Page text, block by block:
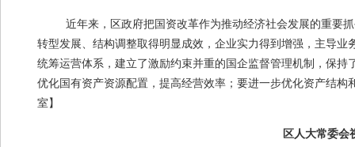
近年来，区政府把国资改革作为推动经济社会发展的重要
转型发展、结构调整取得明显成效，企业实力得到增强，主导
统筹运营体系，建立了激励约束并重的国企监督管理机制，保
优化国有资产资源配置，提高经营效率；要进一步优化资产结
室】
区人大常委会